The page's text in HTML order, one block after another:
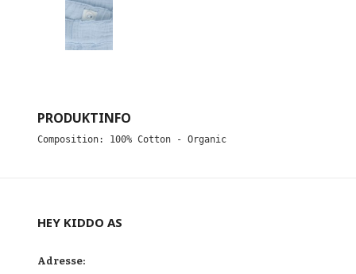
PRODUKTINFO
Composition: 100% Cotton - Organic
HEY KIDDO AS
Adresse: